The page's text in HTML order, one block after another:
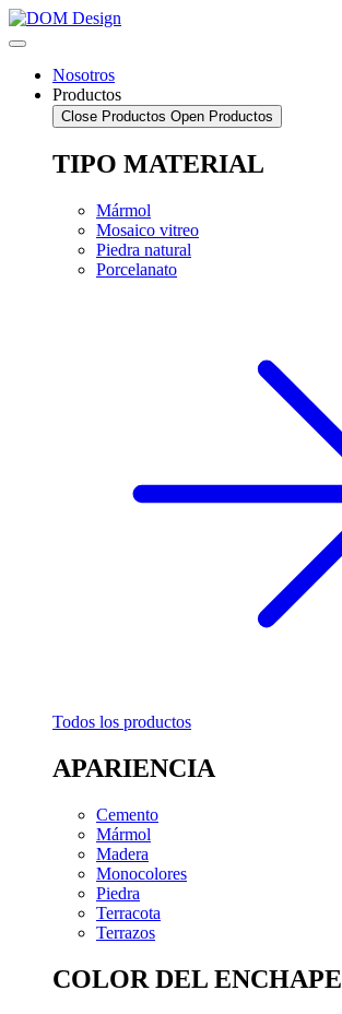
Saltar
al
Nosotros
Productos
Close Productos Open Productos
TIPO MATERIAL
Mármol
Mosaico vitreo
Piedra natural
Porcelanato
Todos los productos
APARIENCIA
Cemento
Mármol
Madera
Monocolores
Piedra
Terracota
Terrazos
COLOR DEL ENCHAPE